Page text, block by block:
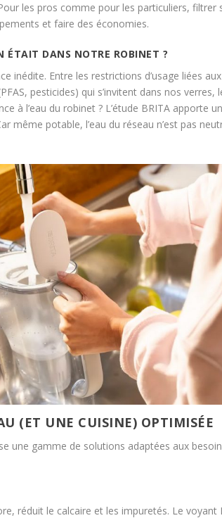
les pros comme pour les particuliers, filtrer
et faire des économies.
ÉTAIT DANS NOTRE ROBINET ?
inédite. Entre les restrictions d’usage liées aux
pesticides) qui s’invitent dans nos verres,
à l’eau du robinet ? L’étude BRITA apporte
même potable, l’eau du réseau n’est pas
(ET UNE CUISINE) OPTIMISÉE
une gamme de solutions adaptées aux
réduit le calcaire et les impuretés. Le voyant